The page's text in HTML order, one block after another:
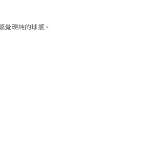
硬純的球感。